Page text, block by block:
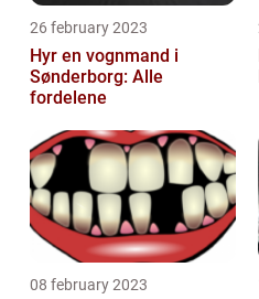
26 february 2023
Hyr en vognmand i
Sønderborg: Alle
fordelene
08 february 2023